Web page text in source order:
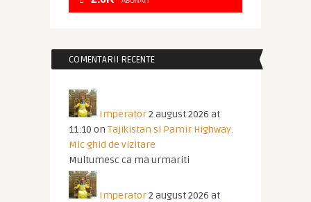
COMENTARII RECENTE
Imperator2 august 2026 at
11:10 on Tajikistan si Pamir Highway.
Mic ghid de vizitare
Multumesc ca ma urmariti
Imperator2 august 2026 at